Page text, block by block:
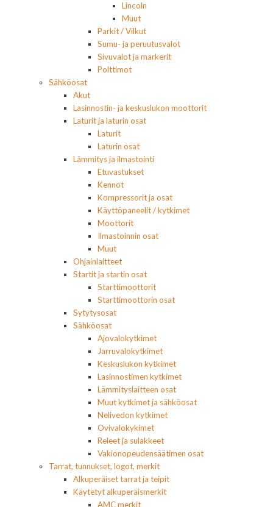
Lincoln
Muut
Parkit / Vilkut
Sumu- ja peruutusvalot
Sivuvalot ja markerit
Polttimot
Sähköosat
Akut
Lasinnostin- ja keskuslukon moottorit
Laturit ja laturin osat
Laturit
Laturin osat
Lämmitys ja ilmastointi
Etuvastukset
Kennot
Kompressorit ja osat
Käyttöpaneelit / kytkimet
Moottorit
Ilmastoinnin osat
Muut
Ohjainlaitteet
Startit ja startin osat
Starttimoottorit
Starttimoottorin osat
Sytytysosat
Sähköosat
Ajovalokytkimet
Jarruvalokytkimet
Keskuslukon kytkimet
Lasinnostimen kytkimet
Lämmityslaitteen osat
Muut kytkimet ja sähköosat
Nelivedon kytkimet
Ovivalokykimet
Releet ja sulakkeet
Vakionopeudensäätimen osat
Tarrat, tunnukset, logot, merkit
Alkuperäiset tarrat ja teipit
Käytetyt alkuperäismerkit
AMC merkit